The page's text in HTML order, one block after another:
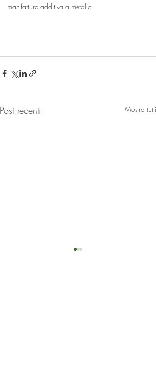
manifattura additiva a metallo
Post recenti Mostra tutti